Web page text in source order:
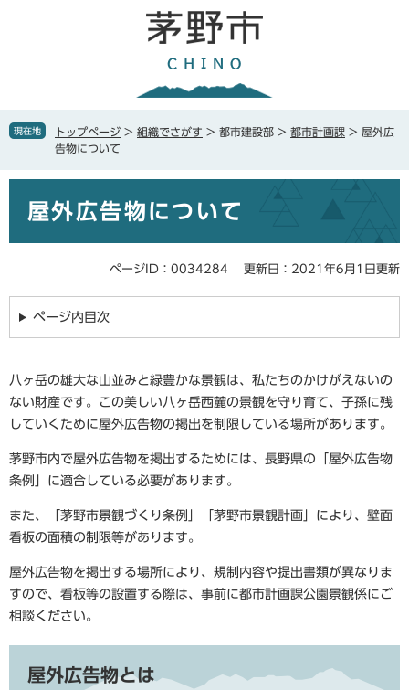
で
ば
本
現在地 トップページ > 組織でさがす > 都市建設部 > 都市計画課 > 屋外広
告物について
屋外広告物について
ページID：0034284 更新日：2021年6月1日更新
ページ内目次
八ヶ岳の雄大な山並みと緑豊かな景観は、私たちのかけがえないの
ない財産です。この美しい八ヶ岳西麓の景観を守り育て、子孫に残
していくために屋外広告物の掲出を制限している場所があります。
茅野市内で屋外広告物を掲出するためには、長野県の「屋外広告物
条例」に適合している必要があります。
また、「茅野市景観づくり条例」「茅野市景観計画」により、壁面
看板の面積の制限等があります。
屋外広告物を掲出する場所により、規制内容や提出書類が異なりま
すので、看板等の設置する際は、事前に都市計画課公園景観係にご
相談ください。
屋外広告物とは